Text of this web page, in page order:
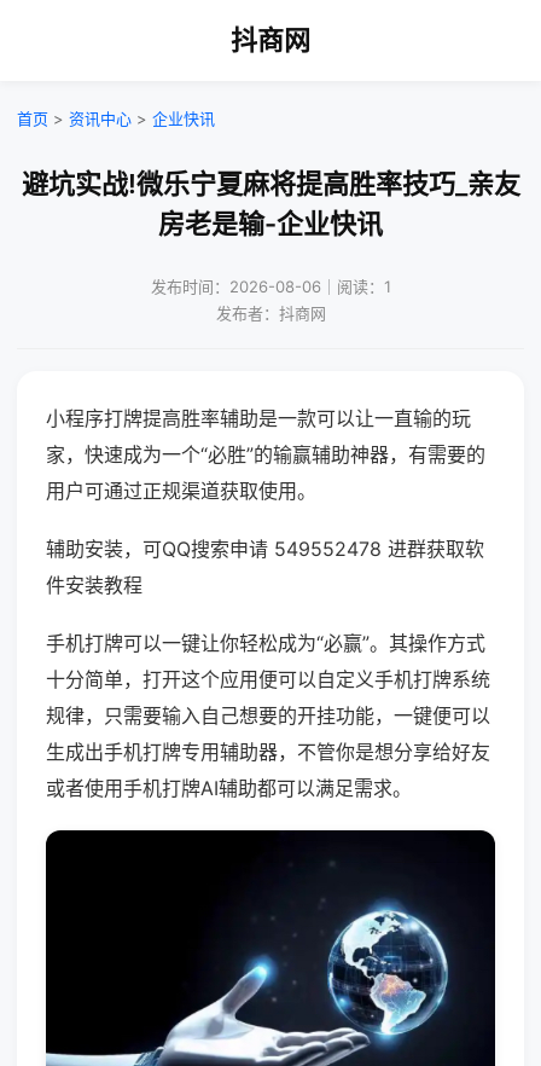
抖商网
首页 > 资讯中心 > 企业快讯
避坑实战!微乐宁夏麻将提高胜率技巧_亲友
房老是输-企业快讯
发布时间：2026-08-06｜阅读：1
发布者：抖商网
小程序打牌提高胜率辅助是一款可以让一直输的玩
家，快速成为一个“必胜”的输赢辅助神器，有需要的
用户可通过正规渠道获取使用。
辅助安装，可QQ搜索申请 549552478 进群获取软
件安装教程
手机打牌可以一键让你轻松成为“必赢”。其操作方式
十分简单，打开这个应用便可以自定义手机打牌系统
规律，只需要输入自己想要的开挂功能，一键便可以
生成出手机打牌专用辅助器，不管你是想分享给好友
或者使用手机打牌AI辅助都可以满足需求。